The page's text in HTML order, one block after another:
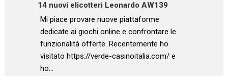
14 nuovi elicotteri Leonardo AW139
: “
Mi piace provare nuove piattaforme
dedicate ai giochi online e confrontare le
funzionalità offerte. Recentemente ho
visitato https://verde-casinoitalia.com/ e
ho…
”